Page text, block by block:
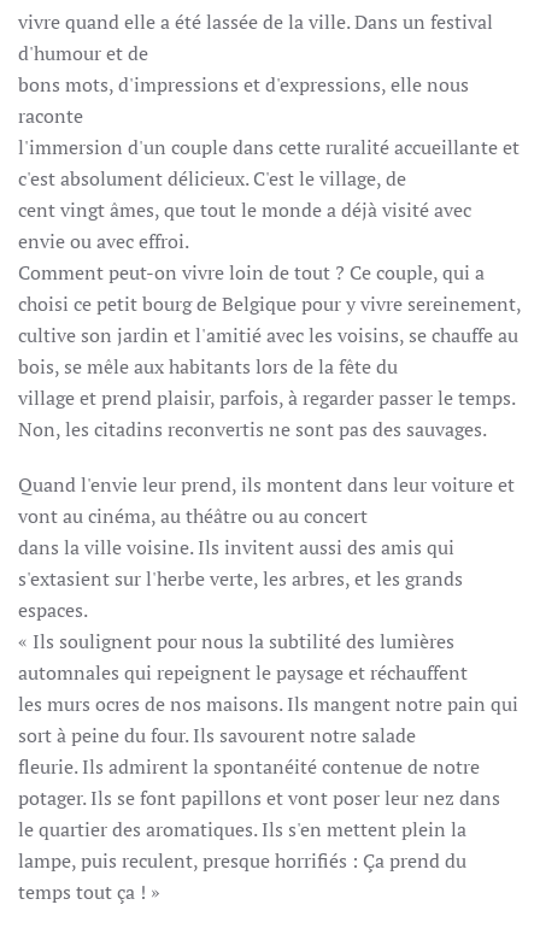
vivre quand elle a été lassée de la ville. Dans un festival
d'humour et de
bons mots, d'impressions et d'expressions, elle nous
raconte
l'immersion d'un couple dans cette ruralité accueillante et
c'est absolument délicieux. C'est le village, de
cent vingt âmes, que tout le monde a déjà visité avec
envie ou avec effroi.
Comment peut-on vivre loin de tout ? Ce couple, qui a
choisi ce petit bourg de Belgique pour y vivre sereinement,
cultive son jardin et l'amitié avec les voisins, se chauffe au
bois, se mêle aux habitants lors de la fête du
village et prend plaisir, parfois, à regarder passer le temps.
Non, les citadins reconvertis ne sont pas des sauvages.
Quand l'envie leur prend, ils montent dans leur voiture et
vont au cinéma, au théâtre ou au concert
dans la ville voisine. Ils invitent aussi des amis qui
s'extasient sur l'herbe verte, les arbres, et les grands
espaces.
« Ils soulignent pour nous la subtilité des lumières
automnales qui repeignent le paysage et réchauffent
les murs ocres de nos maisons. Ils mangent notre pain qui
sort à peine du four. Ils savourent notre salade
fleurie. Ils admirent la spontanéité contenue de notre
potager. Ils se font papillons et vont poser leur nez dans
le quartier des aromatiques. Ils s'en mettent plein la
lampe, puis reculent, presque horrifiés : Ça prend du
temps tout ça ! »